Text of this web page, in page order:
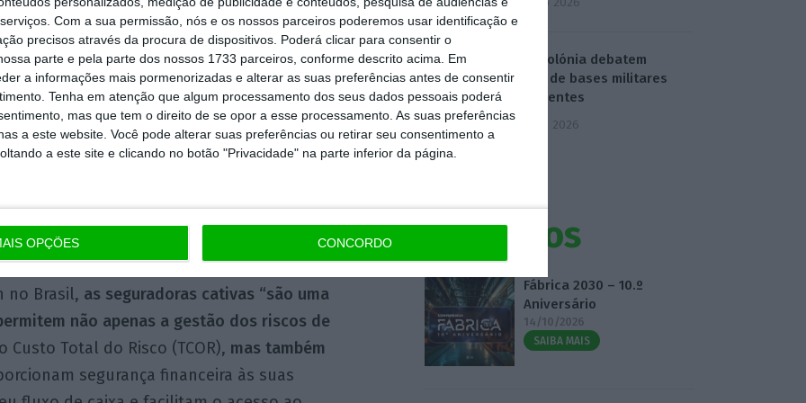
Com a sua permissão, nós e os nossos parceiros poderemos usar identificação e
precisos através da procura de dispositivos. Poderá clicar para consentir o
parte e pela parte dos nossos 1733 parceiros, conforme descrito acima. Em
a informações mais pormenorizadas e alterar as suas preferências antes de consentir
Tenha em atenção que algum processamento dos seus dados pessoais poderá
mas que tem o direito de se opor a esse processamento. As suas preferências
a este website. Você pode alterar suas preferências ou retirar seu consentimento a
a este site e clicando no botão "Privacidade" na parte inferior da página.
OPÇÕES CONCORDO
e resseguradoras criadaspara subscrever
existem variantes ao mercado
de cativas ou “células” (protected cell
de cativas continuou na primeira metade
condições do mercado segurador e
19, refere ainda o comunicado da Marsh
no Brasil, as seguradoras cativas “são uma
não apenas a gestão dos riscos de
Custo Total do Risco (TCOR), mas também
segurança financeira às suas
EUA e Polónia debatem
criação de bases militares
permanentes
5 Agosto 2026
Eventos
Fábrica 2030 – 10.º
Aniversário
14/10/2026
SAIBA MAIS